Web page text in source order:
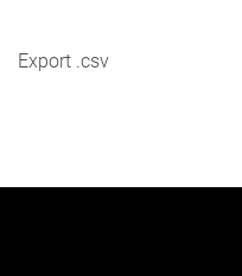
Export .csv